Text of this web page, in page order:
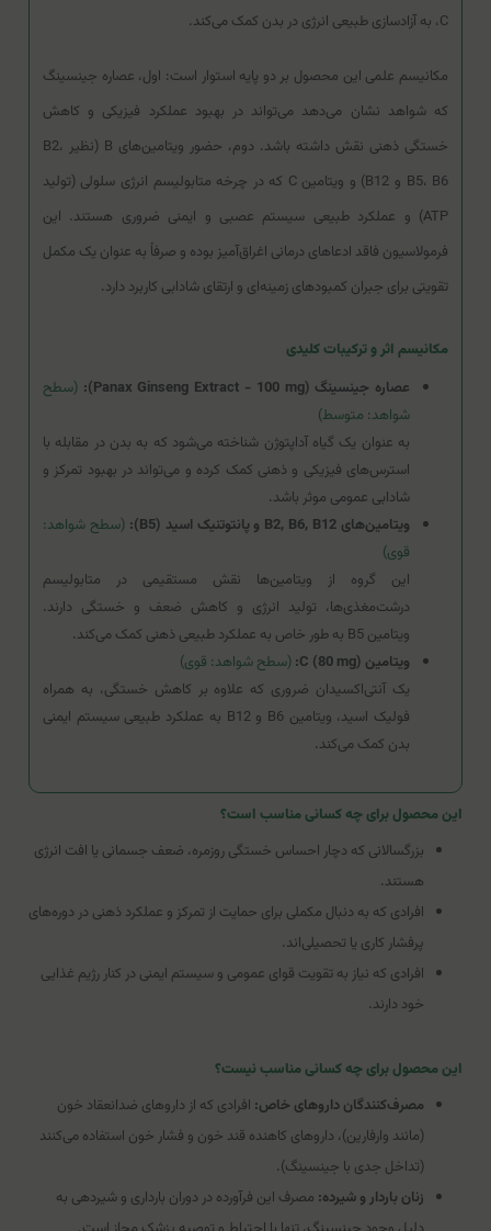
C، به آزادسازی طبیعی انرژی در بدن کمک می‌کند.
مکانیسم علمی این محصول بر دو پایه استوار است: اول، عصاره جینسینگ
که شواهد نشان می‌دهد می‌تواند در بهبود عملکرد فیزیکی و کاهش
خستگی ذهنی نقش داشته باشد. دوم، حضور ویتامین‌های B (نظیر B2،
B5، B6 و B12) و ویتامین C که در چرخه متابولیسم انرژی سلولی (تولید
ATP) و عملکرد طبیعی سیستم عصبی و ایمنی ضروری هستند. این
فرمولاسیون فاقد ادعاهای درمانی اغراق‌آمیز بوده و صرفاً به عنوان یک مکمل
تقویتی برای جبران کمبودهای زمینه‌ای و ارتقای شادابی کاربرد دارد.
مکانیسم اثر و ترکیبات کلیدی
عصاره جینسینگ (Panax Ginseng Extract - 100 mg):
(سطح
شواهد: متوسط)
به عنوان یک گیاه آداپتوژن شناخته می‌شود که به بدن در مقابله با
استرس‌های فیزیکی و ذهنی کمک کرده و می‌تواند در بهبود تمرکز و
شادابی عمومی موثر باشد.
ویتامین‌های B2, B6, B12 و پانتوتنیک اسید (B5):
(سطح شواهد:
قوی)
این گروه از ویتامین‌ها نقش مستقیمی در متابولیسم
درشت‌مغذی‌ها، تولید انرژی و کاهش ضعف و خستگی دارند.
ویتامین B5 به طور خاص به عملکرد طبیعی ذهنی کمک می‌کند.
ویتامین C (80 mg):
(سطح شواهد: قوی)
یک آنتی‌اکسیدان ضروری که علاوه بر کاهش خستگی، به همراه
فولیک اسید، ویتامین B6 و B12 به عملکرد طبیعی سیستم ایمنی
بدن کمک می‌کند.
این محصول برای چه کسانی مناسب است؟
بزرگسالانی که دچار احساس خستگی روزمره، ضعف جسمانی یا افت انرژی
هستند.
افرادی که به دنبال مکملی برای حمایت از تمرکز و عملکرد ذهنی در دوره‌های
پرفشار کاری یا تحصیلی‌اند.
افرادی که نیاز به تقویت قوای عمومی و سیستم ایمنی در کنار رژیم غذایی
خود دارند.
این محصول برای چه کسانی مناسب نیست؟
مصرف‌کنندگان داروهای خاص: افرادی که از داروهای ضدانعقاد خون
(مانند وارفارین)، داروهای کاهنده قند خون و فشار خون استفاده می‌کنند
(تداخل جدی با جینسینگ).
زنان باردار و شیرده: مصرف این فرآورده در دوران بارداری و شیردهی به